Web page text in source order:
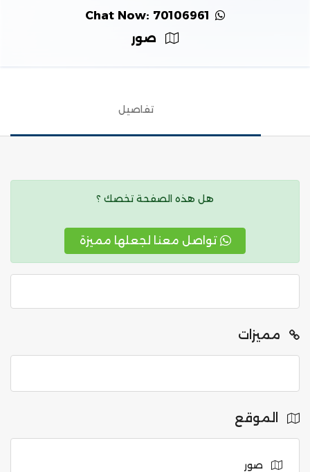
Chat Now: 70106961
صور
تفاصيل
هل هذه الصفحة تخصك ؟
تواصل معنا لجعلها مميزة
مميزات
الموقع
صور